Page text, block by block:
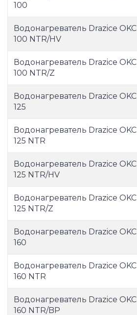
100
Водонагреватель Drazice OKC
100 NTR/HV
Водонагреватель Drazice OKC
100 NTR/Z
Водонагреватель Drazice OKC
125
Водонагреватель Drazice OKC
125 NTR
Водонагреватель Drazice OKC
125 NTR/HV
Водонагреватель Drazice OKC
125 NTR/Z
Водонагреватель Drazice OKC
160
Водонагреватель Drazice OKC
160 NTR
Водонагреватель Drazice OKC
160 NTR/BP